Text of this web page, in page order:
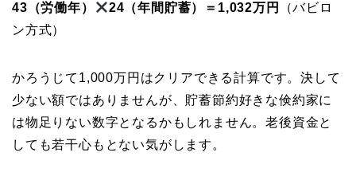
43（労働年） 24（年間貯蓄）＝1,032万円
（バビロ
ン方式）
かろうじて1,000万円はクリアできる計算です。決して
少ない額ではありませんが、貯蓄節約好きな倹約家に
は物足りない数字となるかもしれません。老後資金と
しても若干心もとない気がします。